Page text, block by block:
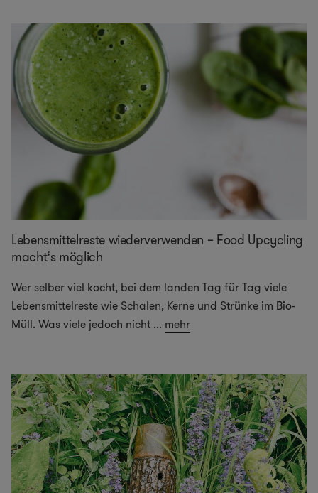
Lebensmittelreste wiederverwenden – Food Upcycling
macht‘s möglich
Wer selber viel kocht, bei dem landen Tag für Tag viele
Lebensmittelreste wie Schalen, Kerne und Strünke im Bio-
Müll. Was viele jedoch nicht ... mehr